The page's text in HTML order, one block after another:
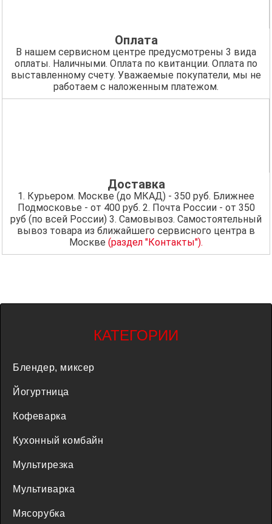
КАТЕГОРИИ
Блендер, миксер
Йогуртница
Кофеварка
Кухонный комбайн
Мультирезка
Мультиварка
Мясорубка
Оплата
В нашем сервисном центре предусмотрены 3 вида
оплаты. Наличными. Оплата по квитанции. Оплата по
выставленному счету. Уважаемые покупатели, мы не
работаем с наложенным платежом.
Доставка
1. Курьером. Москве (до МКАД) - 350 руб. Ближнее
Подмосковье - от 400 руб. 2. Почта России - от 350
руб (по всей России) 3. Самовывоз. Самостоятельный
вывоз товара из ближайшего сервисного центра в
Москве (раздел "Контакты").